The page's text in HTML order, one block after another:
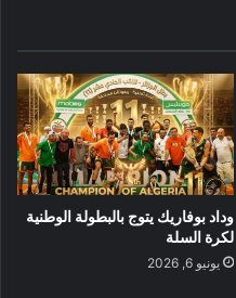
وداد بوفاريك يتوج بالبطولة الوطنية
لكرة السلة
يونيو 6, 2026